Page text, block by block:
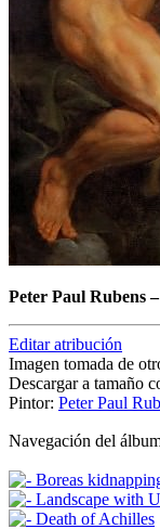
Peter Paul Rubens–
Editar atribución
Imagen tomada de
Descargar a tamaño
Pintor: Peter Paul
Navegación del